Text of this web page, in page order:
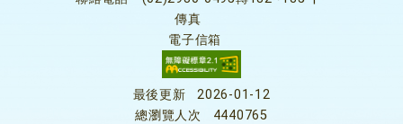
傳真
電子信箱
最後更新
2026-01-12
總瀏覽人次
4440765